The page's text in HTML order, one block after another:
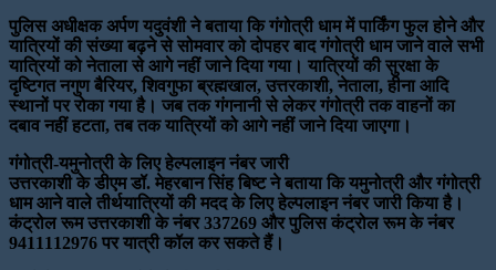
पुलिस अधीक्षक अर्पण यदुवंशी ने बताया कि गंगोत्री धाम में पार्किंग फुल होने और
यात्रियों की संख्या बढ़ने से सोमवार को दोपहर बाद गंगोत्री धाम जाने वाले सभी
यात्रियों को नेताला से आगे नहीं जाने दिया गया। यात्रियों की सुरक्षा के
दृष्टिगत नगुण बैरियर, शिवगुफा ब्रह्मखाल, उत्तरकाशी, नेताला, हीना आदि
स्थानों पर रोका गया है। जब तक गंगनानी से लेकर गंगोत्री तक वाहनों का
दबाव नहीं हटता, तब तक यात्रियों को आगे नहीं जाने दिया जाएगा।
गंगोत्री-यमुनोत्री के लिए हेल्पलाइन नंबर जारी
उत्तरकाशी के डीएम डॉ. मेहरबान सिंह बिष्ट ने बताया कि यमुनोत्री और गंगोत्री
धाम आने वाले तीर्थयात्रियों की मदद के लिए हेल्पलाइन नंबर जारी किया है।
कंट्रोल रूम उत्तरकाशी के नंबर 337269 और पुलिस कंट्रोल रूम के नंबर
9411112976 पर यात्री कॉल कर सकते हैं।